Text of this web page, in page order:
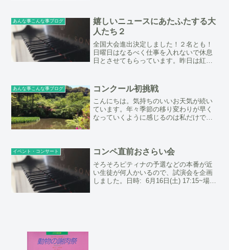
曜は家族サービス。のんび...
あんな事こんな事ブログ
嬉しいニュースにあたふたする大
人たち２
全国大会進出決定しました！２名とも！
日曜日はなるべく仕事を入れないで休息
日とさせてもらっています。昨日は紅葉
流れていますが、もう少し上流？の信貴
山辺りの竜田公園まで行っ...
あんな事こんな事ブログ コンクール初挑戦
こんにちは。気持ちのいいお天気が続い
ています。年々季節の移り変わりが早く
なっていくように感じるのは私だけでし
が3人、ピティナの最年少...
イベント・コンサート コンペ直前おさらい会
そろそろピティナの予選などの本番が近
い生徒が何人かいるので、試演会を企画
しました。日時: 6月16日(土) 17:15~場